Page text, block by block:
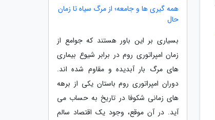
همه گیری ها و جامعه؛ از مرگ سیاه تا زمان
حال
بسیاری بر این باور هستند که جوامع از
زمان امپراتوری روم در برابر شیوع بیماری
های مرگ بار آبدیده و مقاوم شده اند.
دوران امپراتوری روم باستان یکی از برهه
های زمانی شکوفا در تاریخ به حساب می
آید. در آن موقع، وجود یک اقتصاد سالم